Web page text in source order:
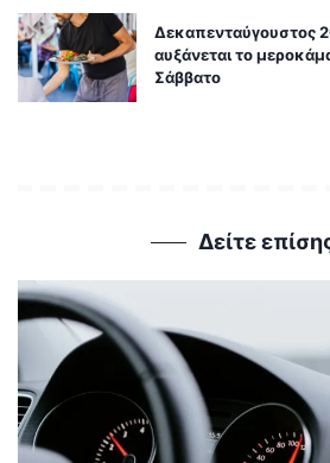
Δεκαπενταύγουστος
αυξάνεται το
Σάββατο
Δείτε